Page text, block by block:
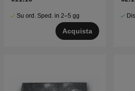
Su ord. Sped. in 2–5 gg
Acquista